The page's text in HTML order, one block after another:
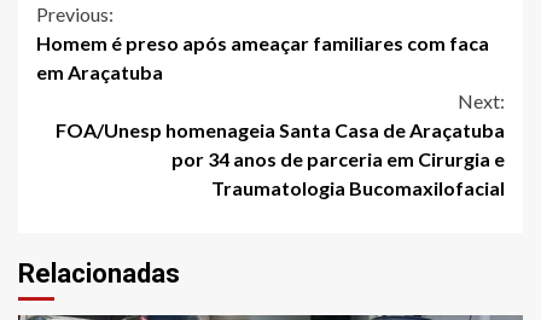
Continue
Reading
Previous:
Homem é preso após ameaçar familiares com faca
em Araçatuba
Next:
FOA/Unesp homenageia Santa Casa de Araçatuba
por 34 anos de parceria em Cirurgia e
Traumatologia Bucomaxilofacial
Relacionadas